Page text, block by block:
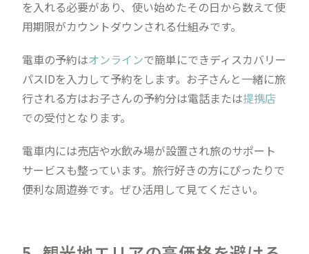
を入れる必要があり、使い始めたその日から数えて使
用期限がカウントダウンされる仕組みです。
電車の予約はオンラインで簡単にできディスカバリー
パスIDを入力して予約をします。お子さんと一緒に旅
行される方はお子さんの予約分は電話または提携店
での受付となります。
電車内には売店や水飲み場が設置され旅のサポート
サービスも整っています。旅行好きの方にぴったりで
便利な周遊券です。ぜひ活用して見てください。